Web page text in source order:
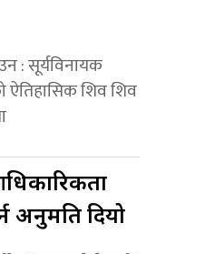
: सूर्यविनायक
ऐतिहासिक शिव शिव
अनुमति दियो